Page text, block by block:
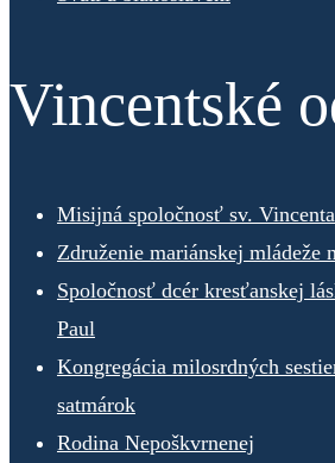
Vincentské
Misijná spoločnosť sv.
Združenie mariánskej mládeže
Spoločnosť dcér kresťanskej
Paul
Kongregácia milosrdných
satmárok
Rodina Nepoškvrnenej